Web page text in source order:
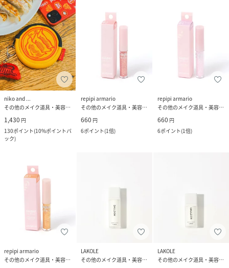
niko and ...
その他のメイク道具・美容器具
1,430 円
130ポイント(10%ポイントバ
ック)
repipi armario
その他のメイク道具・美容器具
660 円
6ポイント(1倍)
repipi armario
その他のメイク道具・美容器具
660 円
6ポイント(1倍)
repipi armario
その他のメイク道具・美容器具
LAKOLE
その他のメイク道具・美容器具
LAKOLE
その他のメイク道具・美容器具